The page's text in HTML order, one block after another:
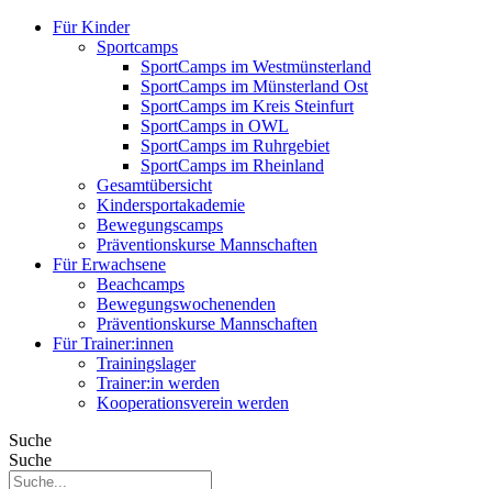
Für Kinder
Sportcamps
SportCamps im Westmünsterland
SportCamps im Münsterland Ost
SportCamps im Kreis Steinfurt
SportCamps in OWL
SportCamps im Ruhrgebiet
SportCamps im Rheinland
Gesamtübersicht
Kindersportakademie
Bewegungscamps
Präventionskurse Mannschaften
Für Erwachsene
Beachcamps
Bewegungswochenenden
Präventionskurse Mannschaften
Für Trainer:innen
Trainingslager
Trainer:in werden
Kooperationsverein werden
Suche
Suche